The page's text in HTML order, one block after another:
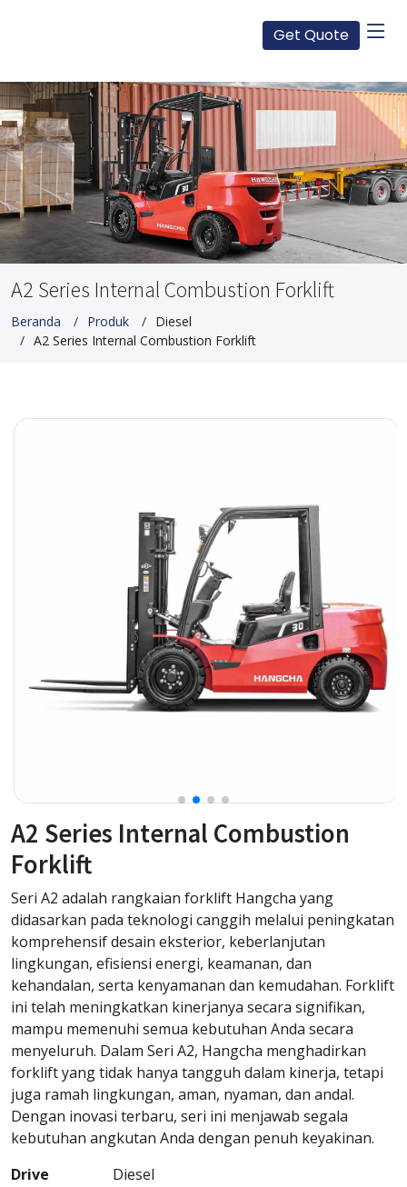
Get Quote
A2 Series Internal Combustion Forklift
Beranda Produk
Diesel
A2 Series Internal Combustion Forklift
A2 Series Internal Combustion
Forklift
Seri A2 adalah rangkaian forklift Hangcha yang
didasarkan pada teknologi canggih melalui peningkatan
komprehensif desain eksterior, keberlanjutan
lingkungan, efisiensi energi, keamanan, dan
kehandalan, serta kenyamanan dan kemudahan. Forklift
ini telah meningkatkan kinerjanya secara signifikan,
mampu memenuhi semua kebutuhan Anda secara
menyeluruh. Dalam Seri A2, Hangcha menghadirkan
forklift yang tidak hanya tangguh dalam kinerja, tetapi
juga ramah lingkungan, aman, nyaman, dan andal.
Dengan inovasi terbaru, seri ini menjawab segala
kebutuhan angkutan Anda dengan penuh keyakinan.
Drive
Diesel